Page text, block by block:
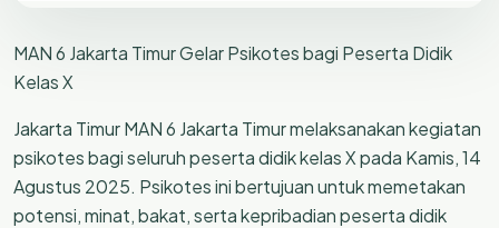
MAN 6 Jakarta Timur Gelar Psikotes bagi Peserta Didik
Kelas X
Jakarta Timur MAN 6 Jakarta Timur melaksanakan kegiatan
psikotes bagi seluruh peserta didik kelas X pada Kamis, 14
Agustus 2025. Psikotes ini bertujuan untuk memetakan
potensi, minat, bakat, serta kepribadian peserta didik